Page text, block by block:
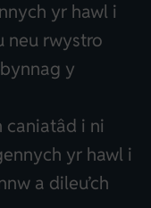
yr hawl i
neu rwystro
y
caniatâd i ni
yr hawl i
a dileu’ch